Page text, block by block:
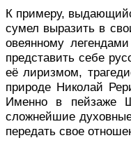
К примеру,
сумел выразить в
овеянному
представить себе
её лиризмом,
природе Николай
Именно в пейзаже
сложнейшие
передать свое